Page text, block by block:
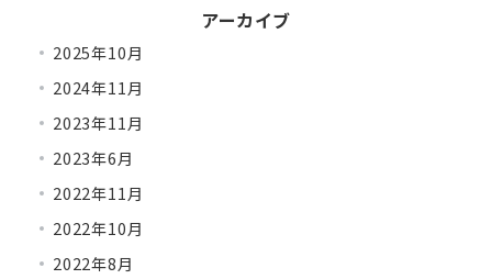
アーカイブ
2025年10月
2024年11月
2023年11月
2023年6月
2022年11月
2022年10月
2022年8月